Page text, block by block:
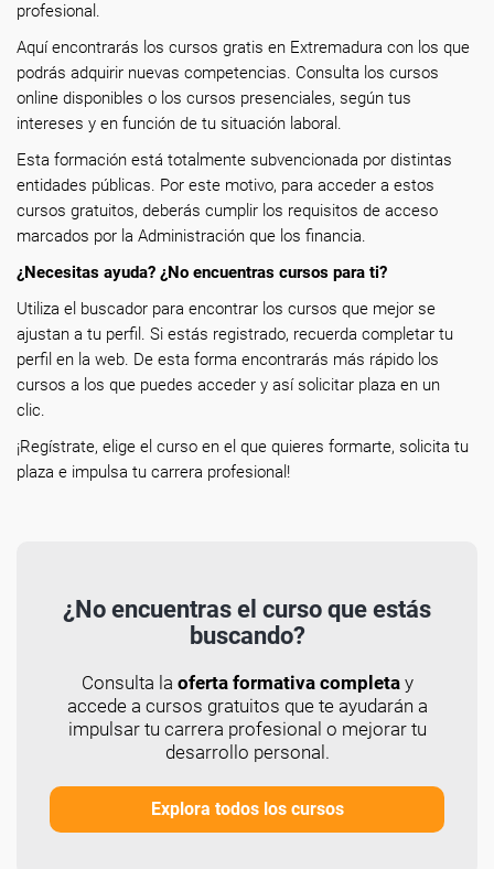
profesional.
Aquí encontrarás los cursos gratis en Extremadura con los que
podrás adquirir nuevas competencias. Consulta los cursos
online disponibles o los cursos presenciales, según tus
intereses y en función de tu situación laboral.
Esta formación está totalmente subvencionada por distintas
entidades públicas. Por este motivo, para acceder a estos
cursos gratuitos, deberás cumplir los requisitos de acceso
marcados por la Administración que los financia.
¿Necesitas ayuda? ¿No encuentras cursos para ti?
Utiliza el buscador para encontrar los cursos que mejor se
ajustan a tu perfil. Si estás registrado, recuerda completar tu
perfil en la web. De esta forma encontrarás más rápido los
cursos a los que puedes acceder y así solicitar plaza en un
clic.
¡Regístrate, elige el curso en el que quieres formarte, solicita tu
plaza e impulsa tu carrera profesional!
¿No encuentras el curso que estás
buscando?
Consulta la oferta formativa completay
accede a cursos gratuitos que te ayudarán a
impulsar tu carrera profesional o mejorar tu
desarrollo personal.
Explora todos los cursos